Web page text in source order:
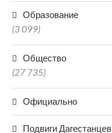
Образование
(3 099)
Общество
(27 735)
Официально
Подвиги Дагестанцев